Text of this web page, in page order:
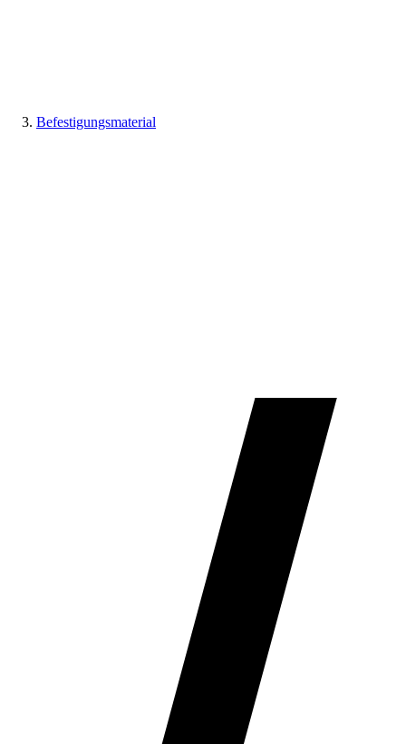
Befestigungsmaterial